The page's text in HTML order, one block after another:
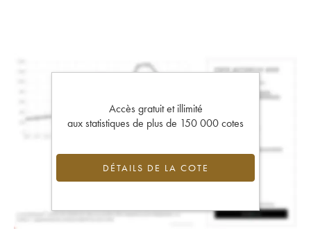
Accès gratuit et illimité
aux statistiques de plus de 150 000 cotes
DÉTAILS DE LA COTE